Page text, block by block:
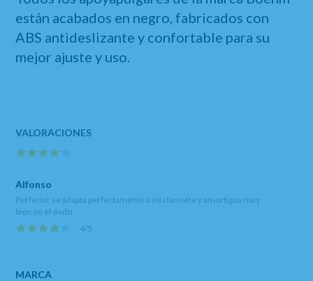
están acabados en negro, fabricados con
ABS antideslizante y confortable para su
mejor ajuste y uso.
Alfonso
Perfecto, se adapta perfectamente a mi clarinete y amortigua muy
bien en el dedo.
4/5
MARCA